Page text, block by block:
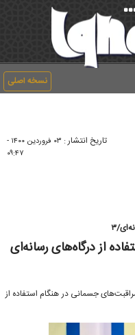
نسخه اصلی
تاریخ انتشار :
۰۳ فروردين ۱۴۰۰ -
۰۹:۴۷
۳
از درگاه‌های رسانه‌ای
جسمانی در هنگام استفاده از